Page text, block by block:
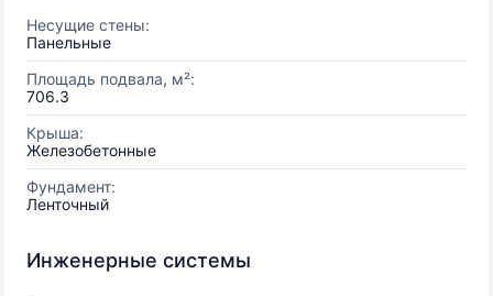
Несущие стены:
Панельные
Площадь подвала, м²:
706.3
Крыша:
Железобетонные
Фундамент:
Ленточный
Инженерные системы